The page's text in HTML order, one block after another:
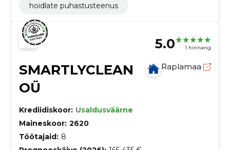
hoidlate puhastusteenus
5.0 1 hinnang
SMARTLYCLEAN
OÜ
Raplamaa
Krediidiskoor: Usaldusväärne
Maineskoor: 2620
Töötajaid: 8